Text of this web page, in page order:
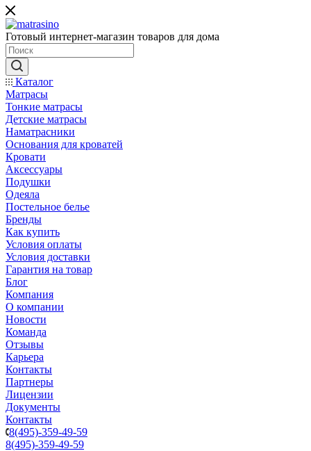
Готовый интернет-магазин товаров для дома
Каталог
Матрасы
Тонкие матрасы
Детские матрасы
Наматрасники
Основания для кроватей
Кровати
Аксессуары
Подушки
Одеяла
Постельное белье
Бренды
Как купить
Условия оплаты
Условия доставки
Гарантия на товар
Блог
Компания
О компании
Новости
Команда
Отзывы
Карьера
Контакты
Партнеры
Лицензии
Документы
Контакты
8(495)-359-49-59
8(495)-359-49-59